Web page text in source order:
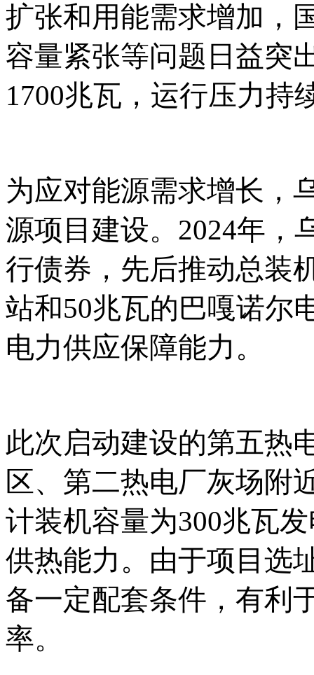
扩张和用能需求增加，
容量紧张等问题日益突
1700兆瓦，运行压力持
为应对能源需求增长，
源项目建设。 2024年，
行债券，先后推动总装
站和50兆瓦的巴嘎诺尔
电力供应保障能力。
此次启动建设的第五热
区、第二热电厂灰场附
计装机容量为300兆瓦
供热能力。由于项目选
备一定配套条件，有利
率。